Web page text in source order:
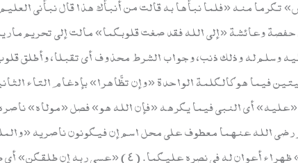
منه «فلما نبأها به قالت من أنبأك هذا قال نبأني
أي حفصة وعائشة «إلى الله فقد صغت قلوبكما» مالت إلى تحريم
وسلم له وذلك ذنب، وجواب الشرط محذوف أي تقبلا، وأطلق
فيما هو كالكلمة الواحدة «وإن تظَّاهرا» بإدغام التاء
«عليه» أي النبي فيما يكرهه «فإن الله هو» فصل «مولاه»
الله عنهما معطوف على محل اسم إن فيكونون ناصريه
الله والمذكورين «ظهير» ظهراء أعوان له في نصره